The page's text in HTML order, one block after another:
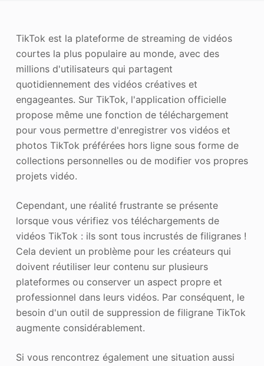
Image Recopyright
TikTok est la plateforme de streaming de vidéos
courtes la plus populaire au monde, avec des
millions d'utilisateurs qui partagent
quotidiennement des vidéos créatives et
engageantes. Sur TikTok, l'application officielle
propose même une fonction de téléchargement
pour vous permettre d'enregistrer vos vidéos et
photos TikTok préférées hors ligne sous forme de
collections personnelles ou de modifier vos propres
projets vidéo.
Cependant, une réalité frustrante se présente
lorsque vous vérifiez vos téléchargements de
vidéos TikTok : ils sont tous incrustés de filigranes !
Cela devient un problème pour les créateurs qui
doivent réutiliser leur contenu sur plusieurs
plateformes ou conserver un aspect propre et
professionnel dans leurs vidéos. Par conséquent, le
besoin d'un outil de suppression de filigrane TikTok
augmente considérablement.
Si vous rencontrez également une situation aussi